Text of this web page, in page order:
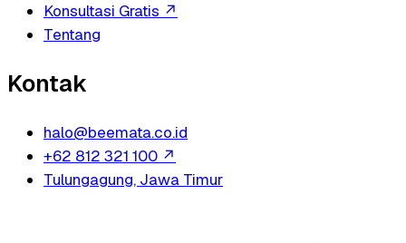
Konsultasi Gratis ↗
Tentang
Kontak
halo@beemata.co.id
+62 812 321 100 ↗
Tulungagung, Jawa Timur